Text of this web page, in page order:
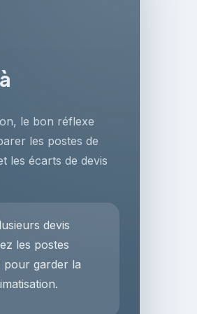
le bon réflexe
les postes de
les écarts de devis
devis
les postes
pour garder la